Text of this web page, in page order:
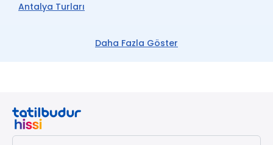
Daha Fazla Göster
Antalya Turları
Dalyan Turları
Gökova Turları